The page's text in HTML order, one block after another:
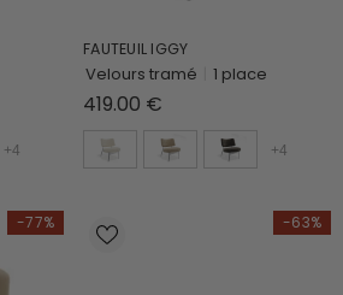
+4
FAUTEUIL IGGY
Velours tramé 1 place
419.00 €
+4
-77% -63%